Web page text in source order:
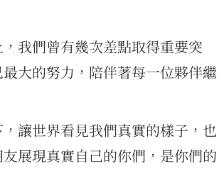
我們曾有幾次差點取得重要突
大的努力，陪伴著每一位夥伴繼
讓世界看見我們真實的樣子，也
展現真實自己的你們，是你們的